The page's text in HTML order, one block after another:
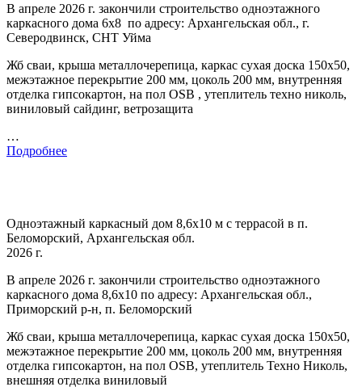
В апреле 2026 г. закончили строительство одноэтажного
каркасного дома 6х8 по адресу: Архангельская обл., г.
Северодвинск, СНТ Уйма
Жб сваи, крыша металлочерепица, каркас сухая доска 150х50,
межэтажное перекрытие 200 мм, цоколь 200 мм, внутренняя
отделка гипсокартон, на пол OSB , утеплитель техно николь,
виниловый сайдинг, ветрозащита
…
Подробнее
Одноэтажный каркасный дом 8,6х10 м с террасой в п.
Беломорский, Архангельская обл.
2026 г.
В апреле 2026 г. закончили строительство одноэтажного
каркасного дома 8,6х10 по адресу: Архангельская обл.,
Приморский р-н, п. Беломорский
Жб сваи, крыша металлочерепица, каркас сухая доска 150х50,
межэтажное перекрытие 200 мм, цоколь 200 мм, внутренняя
отделка гипсокартон, на пол OSB, утеплитель Техно Николь,
внешняя отделка виниловый